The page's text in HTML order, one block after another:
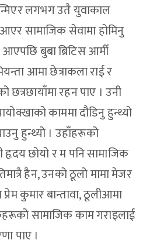
लगभग उतै युवाकाल
सामाजिक सेवामा होमिनु
बुबा ब्रिटिस आर्मी
आमा छेत्राकला राई र
छत्रछायाँमा रहन पाए । उनी
काममा दौडिनु हुन्थ्यो
हुन्थ्यो । उहाँहरूको
हृदय छोयो र म पनि सामाजिक
हैन, उनको ठूलो मामा मेजर
कुमार बान्तावा, ठूलीआमा
सामाजिक काम गराइलाई
पाए ।